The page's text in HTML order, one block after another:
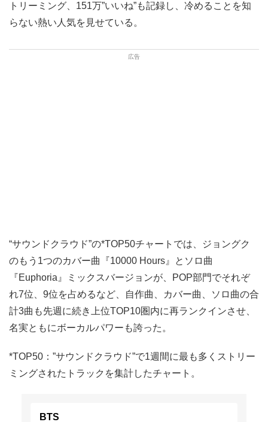
トリーミング、151万”いいね”も記録し、冷めることを知
らない熱い人気を見せている。
“サウンドクラウド”の*TOP50チャートでは、ジョングク
のもう1つのカバー曲『10000 Hours』とソロ曲
『Euphoria』ミックスバージョンが、POP部門でそれぞ
れ7位、9位を占めるなど、自作曲、カバー曲、ソロ曲の合
計3曲も先週に続き上位TOP10圏内に再ランクインさせ、
名実ともにボーカルパワーも誇った。
*TOP50：”サウンドクラウド”で1週間に最も多くストリー
ミングされたトラックを集計したチャート。
BTS